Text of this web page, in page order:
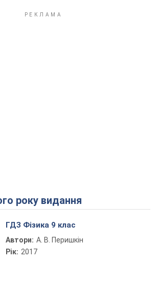
року видання
ГДЗ Фізика 9 клас
Автори: А. В. Перишкін
Рік: 2017